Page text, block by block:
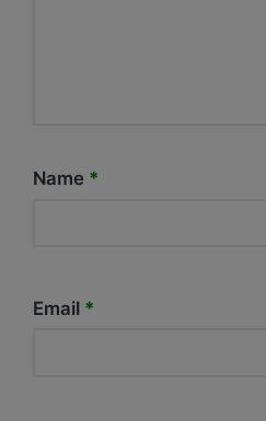
Name *
Email *